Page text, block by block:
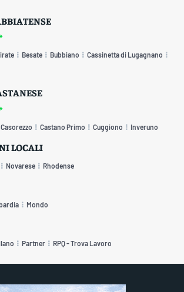
Besate Bubbiano Cassinetta di Lugagnano
Casorezzo Castano Primo Cuggiono Inveruno
LOCALI
Novarese Rhodense
Mondo
Partner RPQ - Trova Lavoro